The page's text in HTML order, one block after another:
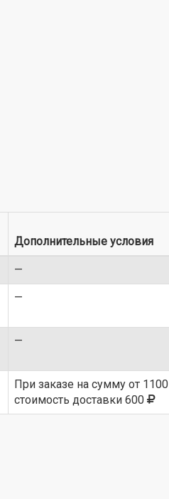
Дополнительные условия
—
—
—
При заказе на сумму от 1100
стоимость доставки 600